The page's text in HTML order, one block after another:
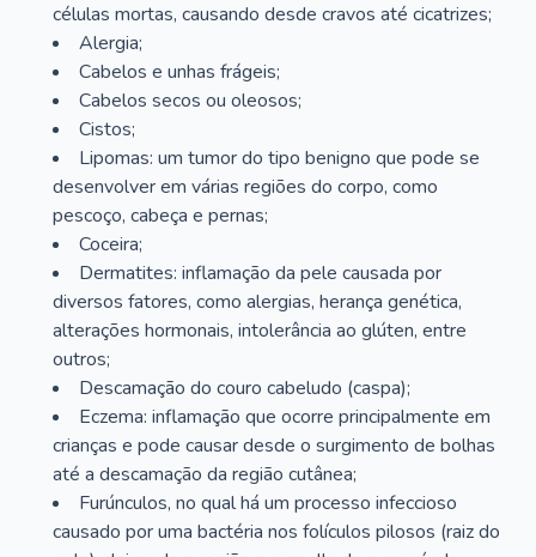
células mortas, causando desde cravos até cicatrizes;
Alergia;
Cabelos e unhas frágeis;
Cabelos secos ou oleosos;
Cistos;
Lipomas: um tumor do tipo benigno que pode se
desenvolver em várias regiões do corpo, como
pescoço, cabeça e pernas;
Coceira;
Dermatites: inflamação da pele causada por
diversos fatores, como alergias, herança genética,
alterações hormonais, intolerância ao glúten, entre
outros;
Descamação do couro cabeludo (caspa);
Eczema: inflamação que ocorre principalmente em
crianças e pode causar desde o surgimento de bolhas
até a descamação da região cutânea;
Furúnculos, no qual há um processo infeccioso
causado por uma bactéria nos folículos pilosos (raiz do